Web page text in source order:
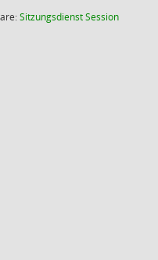
SitzungsdienstSession(Wird in